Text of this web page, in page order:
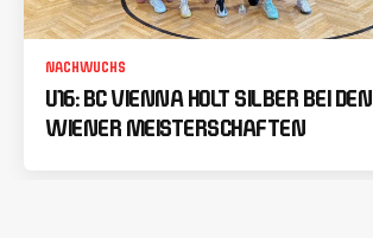
NACHWUCHS
U16: BC VIENNA HOLT SILBER BEI DEN
WIENER MEISTERSCHAFTEN